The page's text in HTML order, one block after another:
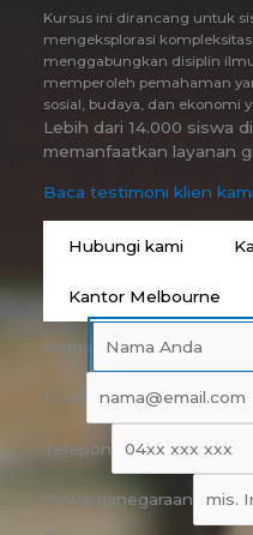
Kursus ini dirancang untuk
mengeksplorasi
menggabungkan disiplin
memperoleh pemahaman
sosial, budaya, dan ekonomi
Lebih dari 14.000 siswa
memanfaatkan layanan
Baca testimoni klien
Hubungi kami
Kantor Melbourne
Nama
Email
Telepon
Kewarganegaraan